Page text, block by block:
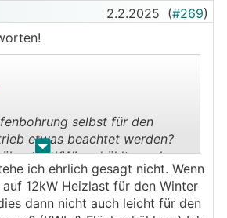
2.2.2025 (#269)
. .
selbst für den
etwas beachtet werden?
dieKWLgekühlt werden
Kühlleistung gleich
der Quelle, berücksichtigt
ich ehrlich gesagt nicht. Wenn
12kW Heizlast für den Winter
dann nicht auch leicht für den